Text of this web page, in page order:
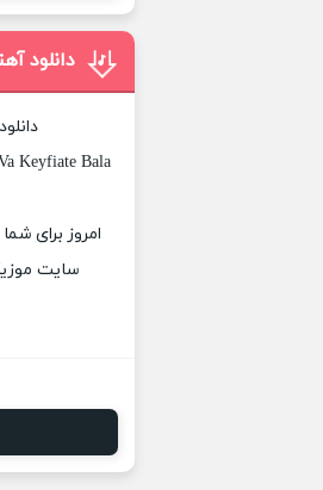
دانلود
Keyfiate Bala
امروز برای
سایت